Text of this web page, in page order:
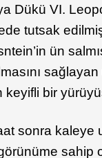
Dükü VI.
tutsak
ün
keyifli bir
sonra kaleye
sahip